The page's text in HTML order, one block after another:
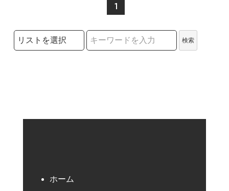
1
検索リストの選択
検索
ホーム